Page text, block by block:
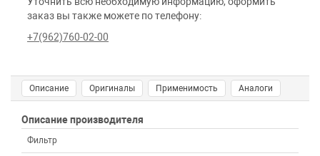
заказ вы также можете по телефону:
+7(962)760-02-00
Описание Оригиналы Применимость Аналоги
Описание производителя
Фильтр